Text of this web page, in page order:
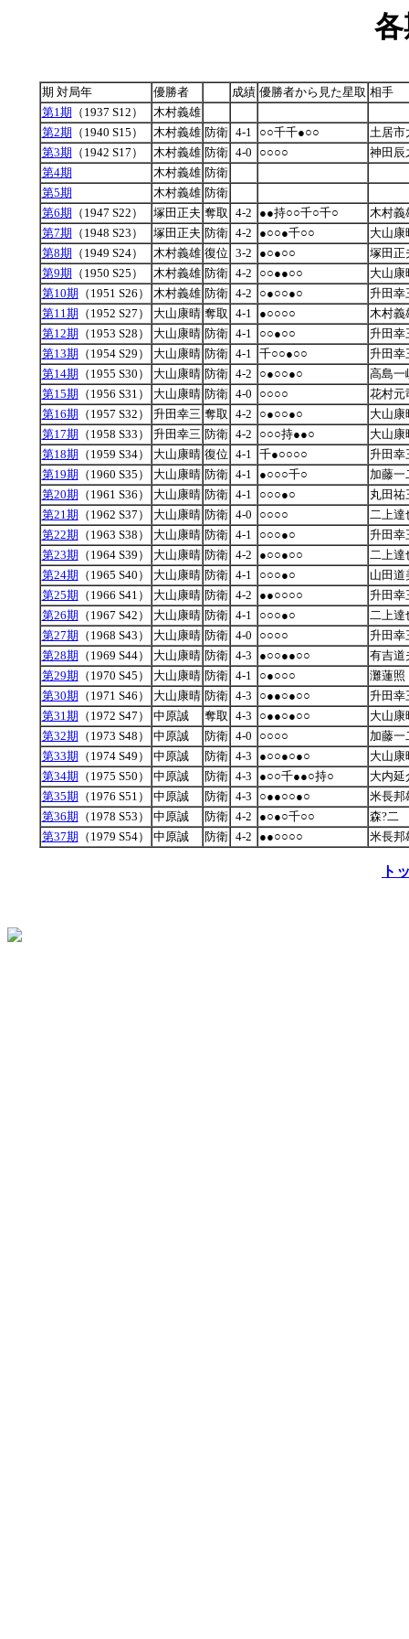
期 対局年 優勝者 成績 優勝者から見た星取 相手
第1期 （1937 S12）
木村義雄
第2期 （1940 S15） 木村義雄 防衛 4-1 ○○千千●○○
土居市
第3期 （1942 S17） 木村義雄 防衛 4-0 ○○○○
神田辰
第4期
木村義雄 防衛
第5期
木村義雄 防衛
第6期 （1947 S22） 塚田正夫 奪取 4-2 ●●持○○千○千○
木村義
第7期 （1948 S23） 塚田正夫 防衛 4-2 ●○○●千○○
大山康
第8期 （1949 S24） 木村義雄 復位 3-2 ●○●○○
塚田正
第9期 （1950 S25） 木村義雄 防衛 4-2 ○○●●○○
大山康
第10期 （1951 S26） 木村義雄 防衛 4-2 ○●○○●○
升田幸
第11期 （1952 S27） 大山康晴 奪取 4-1 ●○○○○
木村義
第12期 （1953 S28） 大山康晴 防衛 4-1 ○○●○○
升田幸
第13期 （1954 S29） 大山康晴 防衛 4-1 千○○●○○
升田幸
第14期 （1955 S30） 大山康晴 防衛 4-2 ○●○○●○
高島一
第15期 （1956 S31） 大山康晴 防衛 4-0 ○○○○
花村元
第16期 （1957 S32） 升田幸三 奪取 4-2 ○●○○●○
大山康
第17期 （1958 S33） 升田幸三 防衛 4-2 ○○○持●●○
大山康
第18期 （1959 S34） 大山康晴 復位 4-1 千●○○○○
升田幸
第19期 （1960 S35） 大山康晴 防衛 4-1 ●○○○千○
加藤一
第20期 （1961 S36） 大山康晴 防衛 4-1 ○○○●○
丸田祐
第21期 （1962 S37） 大山康晴 防衛 4-0 ○○○○
二上達
第22期 （1963 S38） 大山康晴 防衛 4-1 ○○○●○
升田幸
第23期 （1964 S39） 大山康晴 防衛 4-2 ●○○●○○
二上達
第24期 （1965 S40） 大山康晴 防衛 4-1 ○○○●○
山田道
第25期 （1966 S41） 大山康晴 防衛 4-2 ●●○○○○
升田幸
第26期 （1967 S42） 大山康晴 防衛 4-1 ○○○●○
二上達
第27期 （1968 S43） 大山康晴 防衛 4-0 ○○○○
升田幸
第28期 （1969 S44） 大山康晴 防衛 4-3 ●○○●●○○
有吉道
第29期 （1970 S45） 大山康晴 防衛 4-1 ○●○○○
灘蓮照
第30期 （1971 S46） 大山康晴 防衛 4-3 ○●●○●○○
升田幸
第31期 （1972 S47） 中原誠 奪取 4-3 ○●●○●○○
大山康
第32期 （1973 S48） 中原誠 防衛 4-0 ○○○○
加藤一
第33期 （1974 S49） 中原誠 防衛 4-3 ●○○●○●○
大山康
第34期 （1975 S50） 中原誠 防衛 4-3 ●○○千●●○持○
大内延
第35期 （1976 S51） 中原誠 防衛 4-3 ○●●○○●○
米長邦
第36期 （1978 S53） 中原誠 防衛 4-2 ●○●○千○○
森?二
第37期 （1979 S54） 中原誠 防衛 4-2 ●●○○○○ 米長邦
ト